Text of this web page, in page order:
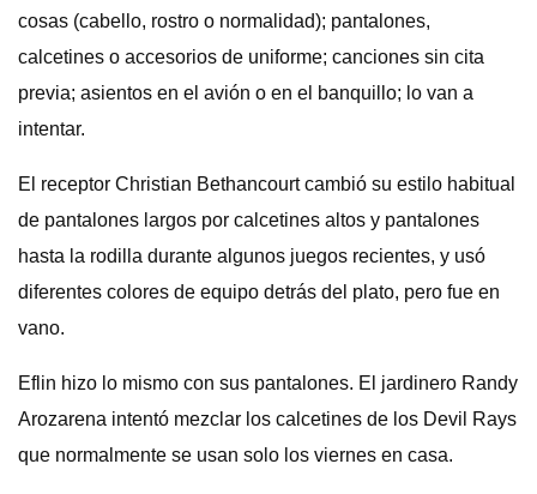
cosas (cabello, rostro o normalidad); pantalones,
calcetines o accesorios de uniforme; canciones sin cita
previa; asientos en el avión o en el banquillo; lo van a
intentar.
El receptor Christian Bethancourt cambió su estilo habitual
de pantalones largos por calcetines altos y pantalones
hasta la rodilla durante algunos juegos recientes, y usó
diferentes colores de equipo detrás del plato, pero fue en
vano.
Eflin hizo lo mismo con sus pantalones. El jardinero Randy
Arozarena intentó mezclar los calcetines de los Devil Rays
que normalmente se usan solo los viernes en casa.